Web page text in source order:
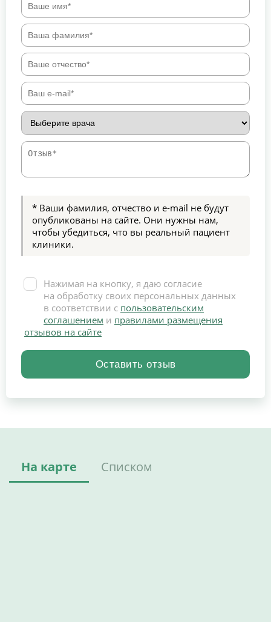
* Ваши фамилия, отчество и e-mail не будут
опубликованы на сайте. Они нужны нам,
чтобы убедиться, что вы реальный пациент
клиники.
Нажимая на кнопку, я даю согласие
на обработку своих персональных данных
в соответствии с пользовательским
соглашением и правилами размещения
отзывов на сайте
На карте Списком